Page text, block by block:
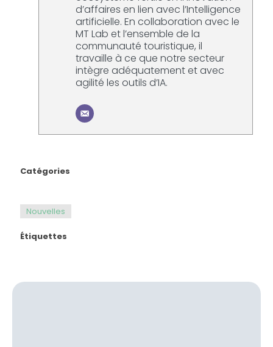
d’affaires en lien avec l’Intelligence
artificielle. En collaboration avec le
MT Lab et l’ensemble de la
communauté touristique, il
travaille à ce que notre secteur
intègre adéquatement et avec
agilité les outils d’IA.
Catégories
Nouvelles
Étiquettes